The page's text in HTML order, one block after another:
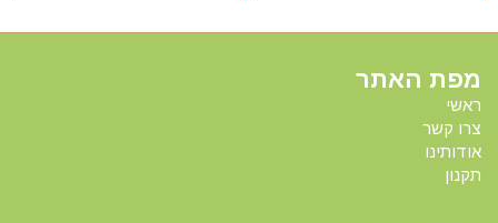
מפת האתר
ראשי
צרו קשר
אודותינו
תקנון